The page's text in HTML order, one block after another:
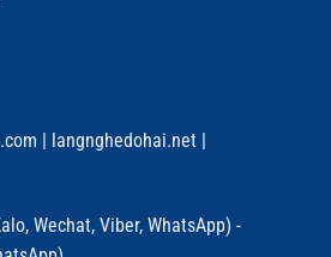
langnghedohai.net
Wechat, Viber, WhatsApp) -